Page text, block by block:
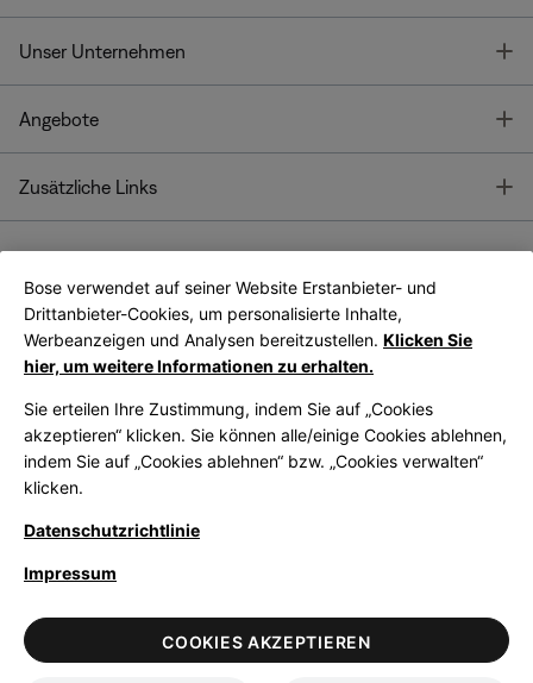
Unser Unternehmen
Angebote
Zusätzliche Links
Bose App
Bose Connect
App
LegalDatenschutzrichtlinieZugänglichkeitHinweis zu Cookies
VerkaufsbedingungenNutzungsbedingungen
Bose verwendet auf seiner Website Erstanbieter- und
Drittanbieter-Cookies, um personalisierte Inhalte,
Werbeanzeigen und Analysen bereitzustellen. Klicken Sie
hier, um weitere Informationen zu erhalten.
Sie erteilen Ihre Zustimmung, indem Sie auf „Cookies
akzeptieren“ klicken. Sie können alle/einige Cookies ablehnen,
indem Sie auf „Cookies ablehnen“ bzw. „Cookies verwalten“
klicken.
Datenschutzrichtlinie
Impressum
COOKIES AKZEPTIEREN